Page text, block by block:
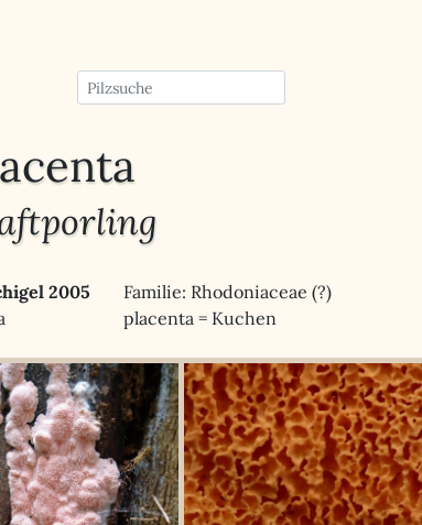
2005 Familie: Rhodoniaceae (?)
placenta = Kuchen